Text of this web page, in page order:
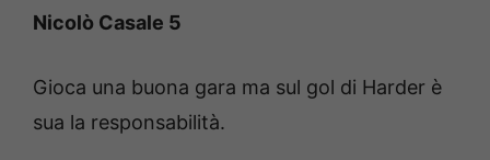
Nicolò Casale 5
Gioca una buona gara ma sul gol di Harder è
sua la responsabilità.